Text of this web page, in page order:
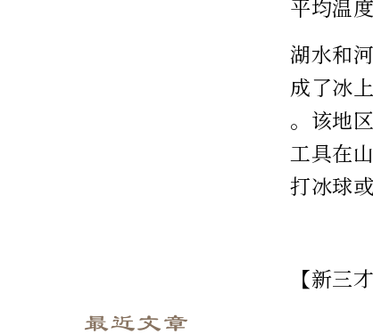
最近文章
平均温
湖水和
成了冰
。该地
工具在
打冰球
【新三